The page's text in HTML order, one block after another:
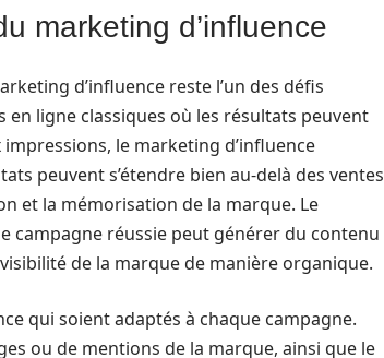
marketing d’influence
d’influence reste l’un des défis
ligne classiques où les résultats peuvent
le marketing d’influence
peuvent s’étendre bien au-delà des ventes
et la mémorisation de la marque. Le
campagne réussie peut générer du contenu
de la marque de manière organique.
qui soient adaptés à chaque campagne.
ou de mentions de la marque, ainsi que le